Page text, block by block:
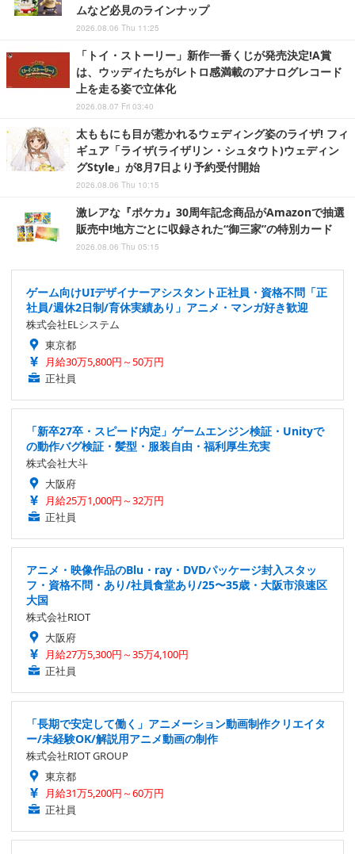
ムなど必見のラインナップ
2026.08.06 Thu 11:25
「トイ・ストーリー」新作一番くじが発売決定!A賞
は、ウッディたちがレトロ感満載のアナログレコード
上を走る姿で立体化
2026.08.07 Fri 03:40
太ももにも目が惹かれるウェディング姿のライザ! フィ
ギュア「ライザ(ライザリン・シュタウト)ウェディン
グStyle」が8月7日より予約受付開始
2026.08.06 Thu 10:15
激レアな『ポケカ』30周年記念商品がAmazonで抽選
販売中!地方ごとに収録された“御三家”の特別カード
2026.08.06 Thu 05:15
ゲーム向けUIデザイナーアシスタント正社員・資格不問「正
社員/週休2日制/育休実績あり」アニメ・マンガ好き歓迎
株式会社ELシステム
東京都
月給30万5,800円～50万円
正社員
「新卒27卒・スピード内定」ゲームエンジン検証・Unityで
の動作バグ検証・髪型・服装自由・福利厚生充実
株式会社大斗
大阪府
月給25万1,000円～32万円
正社員
アニメ・映像作品のBlu・ray・DVDパッケージ封入スタッ
フ・資格不問・あり/社員食堂あり/25〜35歳・大阪市浪速区
大国
株式会社RIOT
大阪府
月給27万5,300円～35万4,100円
正社員
「長期で安定して働く」アニメーション動画制作クリエイタ
ー/未経験OK/解説用アニメ動画の制作
株式会社RIOT GROUP
東京都
月給31万5,200円～60万円
正社員